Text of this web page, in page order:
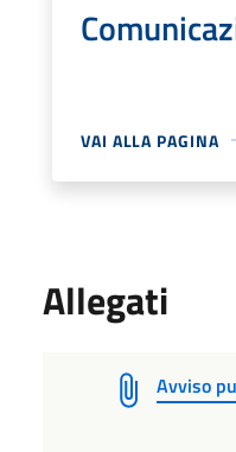
VAI ALLA PAGINA
Allegati
Avviso